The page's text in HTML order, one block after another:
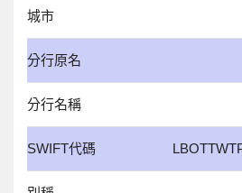
城市
分行原名
分行名稱
SWIFT代碼